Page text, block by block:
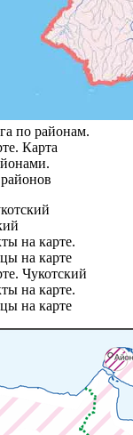
по районам.
Карта
Чукотский
на карте.
на карте